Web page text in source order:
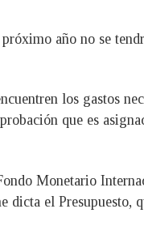
año no se
los gastos
que es
Monetario
dicta el Presupuesto,